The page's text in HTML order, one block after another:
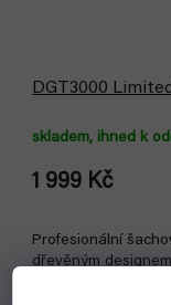
DGT3000
skladem, ihned k
1 999 Kč
Profesionální
dřevěným